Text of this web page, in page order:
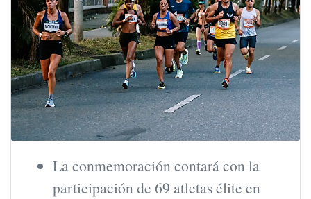
La conmemoración contará con la
participación de 69 atletas élite en